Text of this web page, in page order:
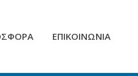
ΕΠΙΚΟΙΝΩΝΙΑ